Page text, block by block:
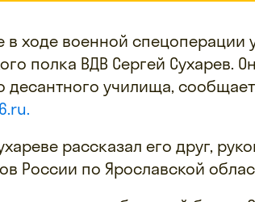
в ходе военной спецоперации
полка ВДВ Сергей Сухарев.
десантного училища,
рассказал его друг,
России по Ярославской